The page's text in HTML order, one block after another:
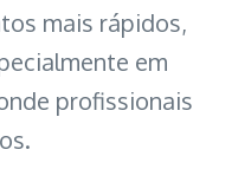
mais rápidos,
em
profissionais